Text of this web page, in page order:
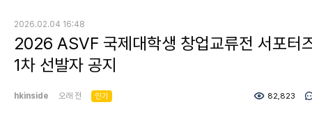
2026.02.04 16:48
2026 ASVF 국제대학생 창업교류전 서포터
1차 선발자 공지
hkinside 오래 전 인기 82,823